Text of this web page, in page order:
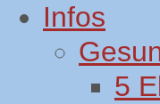
Infos
5